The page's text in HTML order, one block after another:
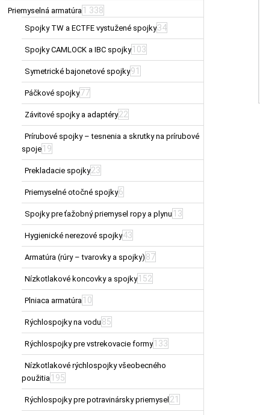
Priemyselná armatúra 1 338
Spojky TW a ECTFE vystužené spojky34
Spojky CAMLOCK a IBC spojky 103
Symetrické bajonetové spojky91
Páčkové spojky77
Závitové spojky a adaptéry22
Prírubové spojky – tesnenia a skrutky na prírubové
spoje 19
Prekladacie spojky23
Priemyselné otočné spojky6
Spojky pre ťažobný priemysel ropy a plynu 13
Hygienické nerezové spojky43
Armatúra (rúry – tvarovky a spojky) 87
Nízkotlakové koncovky a spojky 152
Plniaca armatúra 10
Rýchlospojky na vodu 85
Rýchlospojky pre vstrekovacie formy 133
Nízkotlakové rýchlospojky všeobecného
použitia 195
Rýchlospojky pre potravinársky priemysel 21